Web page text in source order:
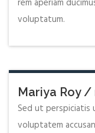
rem aperiam
voluptatum.
Mariya Roy /
Sed ut perspiciatis
voluptatem